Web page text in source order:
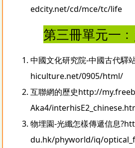
edcity.net/cd/mce/tc/life
第三冊單元一
中國文化研究院-中國古代驛
hiculture.net/0905/html/
互聯網的歷史http://
Aka4/
物埋園-光纖怎樣傳遞信息?
du.hk/phyworld/iq/